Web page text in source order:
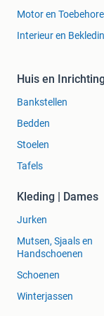
Voor het
mogelijkheden.
een paar
Schuin
Gasloos
Koop een
energiekosten.
pelletkachel is
voor langdurige
Motor en
Interieur en
Huis en Inrichting
Bankstellen
Bedden
Stoelen
Tafels
Kleding | Dames
Jurken
Mutsen, Sjaals en
Handschoenen
Schoenen
Winterjassen